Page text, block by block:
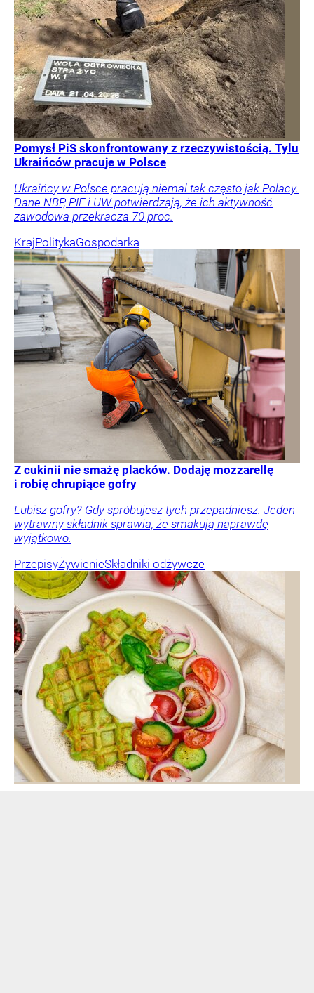
Pomysł PiS skonfrontowany z rzeczywistością. Tylu
Ukraińców pracuje w Polsce
Ukraińcy w Polsce pracują niemal tak często jak Polacy.
Dane NBP, PIE i UW potwierdzają, że ich aktywność
zawodowa przekracza 70 proc.
KrajPolitykaGospodarka
Z cukinii nie smażę placków. Dodaję mozzarellę
i robię chrupiące gofry
Lubisz gofry? Gdy spróbujesz tych przepadniesz. Jeden
wytrawny składnik sprawia, że smakują naprawdę
wyjątkowo.
PrzepisyŻywienieSkładniki odżywcze